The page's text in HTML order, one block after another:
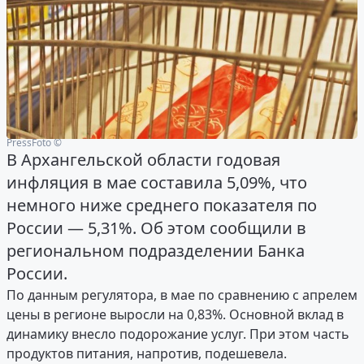
PressFoto ©
В Архангельской области годовая
инфляция в мае составила 5,09%, что
немного ниже среднего показателя по
России — 5,31%. Об этом сообщили в
региональном подразделении Банка
России.
По данным регулятора, в мае по сравнению с апрелем
цены в регионе выросли на 0,83%. Основной вклад в
динамику внесло подорожание услуг. При этом часть
продуктов питания, напротив, подешевела.